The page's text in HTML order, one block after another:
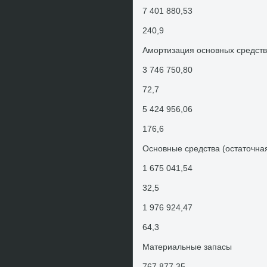
7 401 880,53
240,9
Амортизация основных средств
3 746 750,80
72,7
5 424 956,06
176,6
Основные средства
1 675 041,54
32,5
1 976 924,47
64,3
Материальные запасы